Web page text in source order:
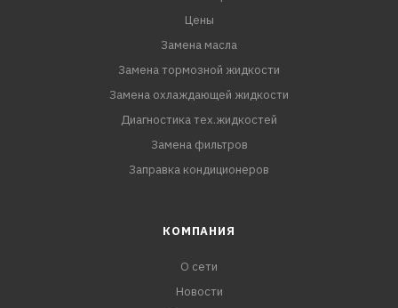
Цены
Замена масла
Замена тормозной жидкости
Замена охлаждающей жидкости
Диагностика тех.жидкостей
Замена фильтров
Заправка кондиционеров
КОМПАНИЯ
О сети
Новости